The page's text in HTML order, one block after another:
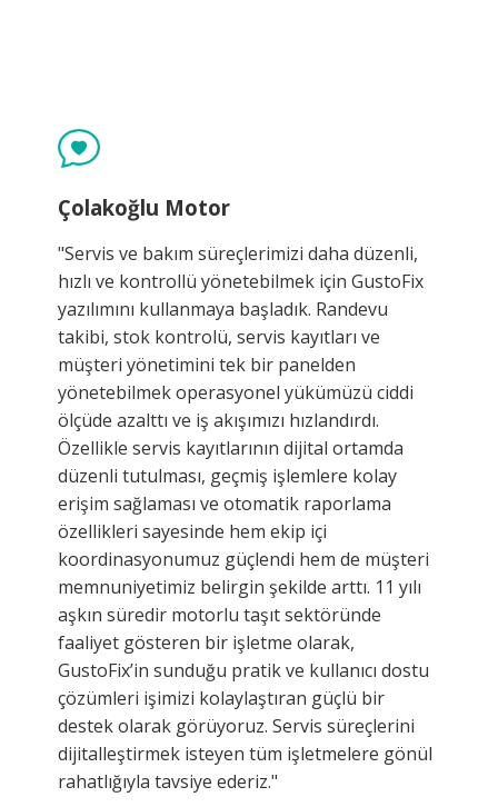
Çolakoğlu Motor
"Servis ve bakım süreçlerimizi daha düzenli,
hızlı ve kontrollü yönetebilmek için GustoFix
yazılımını kullanmaya başladık. Randevu
takibi, stok kontrolü, servis kayıtları ve
müşteri yönetimini tek bir panelden
yönetebilmek operasyonel yükümüzü ciddi
ölçüde azalttı ve iş akışımızı hızlandırdı.
Özellikle servis kayıtlarının dijital ortamda
düzenli tutulması, geçmiş işlemlere kolay
erişim sağlaması ve otomatik raporlama
özellikleri sayesinde hem ekip içi
koordinasyonumuz güçlendi hem de müşteri
memnuniyetimiz belirgin şekilde arttı. 11 yılı
aşkın süredir motorlu taşıt sektöründe
faaliyet gösteren bir işletme olarak,
GustoFix’in sunduğu pratik ve kullanıcı dostu
çözümleri işimizi kolaylaştıran güçlü bir
destek olarak görüyoruz. Servis süreçlerini
dijitalleştirmek isteyen tüm işletmelere gönül
rahatlığıyla tavsiye ederiz."